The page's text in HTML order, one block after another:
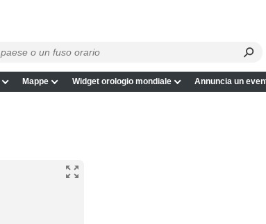
Mappe Widget orologio mondiale Annuncia un